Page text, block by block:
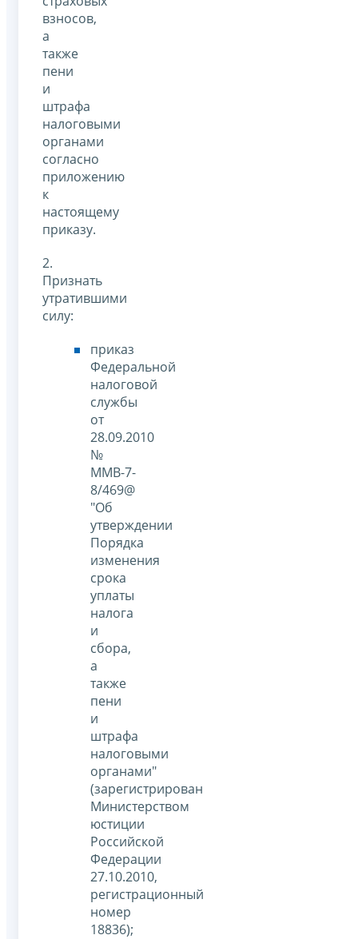
взносов,
а
также
пени
и
штрафа
налоговыми
органами
согласно
приложению
к
настоящему
приказу.
2.
Признать
утратившими
силу:
приказ
Федеральной
налоговой
службы
от
28.09.2010
№
ММВ-7-
8/469@
"Об
утверждении
Порядка
изменения
срока
уплаты
налога
и
сбора,
а
также
пени
и
штрафа
налоговыми
органами"
(зарегистрирован
Министерством
юстиции
Российской
Федерации
27.10.2010,
регистрационный
номер
18836);